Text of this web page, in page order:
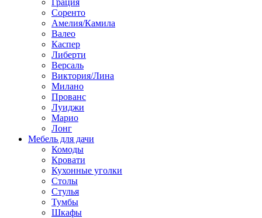
Грация
Соренто
Амелия/Камила
Валео
Каспер
Либерти
Версаль
Виктория/Лина
Милано
Прованс
Луиджи
Марио
Лонг
Мебель для дачи
Комоды
Кровати
Кухонные уголки
Столы
Стулья
Тумбы
Шкафы